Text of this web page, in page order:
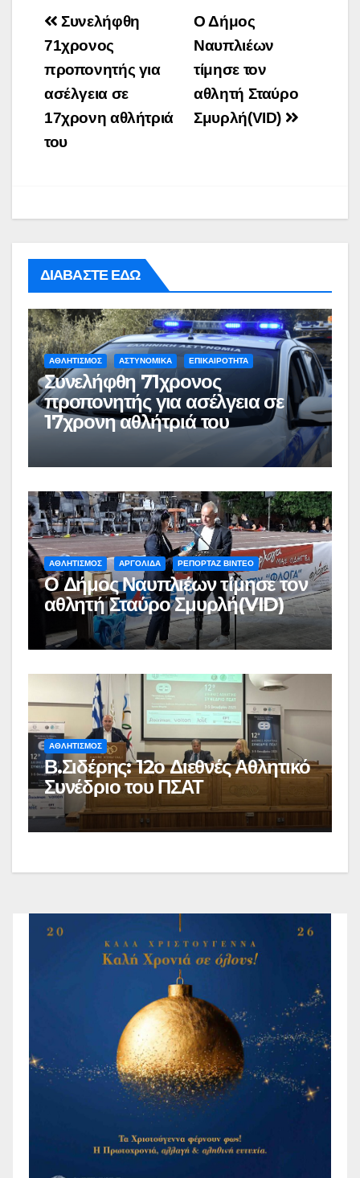
Post
navigation
Ο Δήμος
Ναυπλιέων
τίμησε τον
αθλητή Σταύρο
Σμυρλή(VID)
Συνελήφθη
71χρονος
προπονητής για
ασέλγεια σε
17χρονη αθλήτριά
του
ΔΙΑΒΑΣΤΕ ΕΔΩ
ΑΘΛΗΤΙΣΜΟΣ ΑΣΤΥΝΟΜΙΚΑ ΕΠΙΚΑΙΡΟΤΗΤΑ
Συνελήφθη 71χρονος
προπονητής για ασέλγεια σε
17χρονη αθλήτριά του
ΑΘΛΗΤΙΣΜΟΣ ΑΡΓΟΛΙΔΑ ΡΕΠΟΡΤΑΖ ΒΙΝΤΕΟ
Ο Δήμος Ναυπλιέων τίμησε τον
αθλητή Σταύρο Σμυρλή(VID)
ΑΘΛΗΤΙΣΜΟΣ
Β.Σιδέρης: 12ο Διεθνές Αθλητικό
Συνέδριο του ΠΣΑΤ